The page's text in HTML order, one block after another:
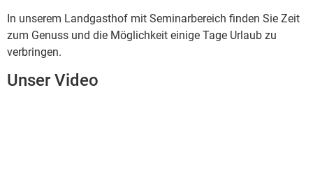
In unserem Landgasthof mit Seminarbereich finden Sie Zeit
zum Genuss und die Möglichkeit einige Tage Urlaub zu
verbringen.
Unser Video